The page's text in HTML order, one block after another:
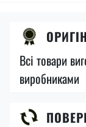
Всі товари
виробниками